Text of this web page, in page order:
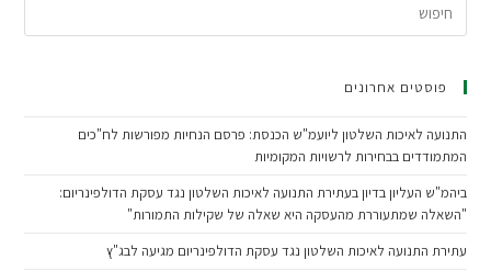
פוסטים אחרונים
התנועה לאיכות השלטון ליועמ"ש הכנסת: פרסם הנחיות מפורשות לח"כים
המתמודדים בבחירות לרשויות המקומיות
ביהמ"ש העליון בדיון בעתירת התנועה לאיכות השלטון נגד עסקת הדולפינריום:
"השאלה שמתעוררת מהעסקה היא שאלה של שקילות התמורות"
עתירת התנועה לאיכות השלטון נגד עסקת הדולפינריום מגיעה לבג"ץ